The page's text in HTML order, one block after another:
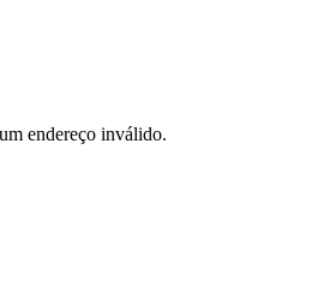
endereço inválido.